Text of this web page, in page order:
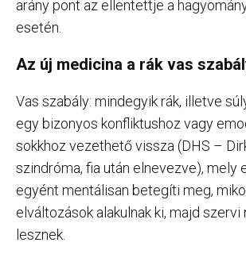
arány pont az ellentettje a
esetén.
Az új medicina a rák vas
Vas szabály: mindegyik rák, illetve
egy bizonyos konfliktushoz vagy
sokkhoz vezethető vissza (DHS –
szindróma, fia után elnevezve), mely
egyént mentálisan betegíti meg,
elváltozások alakulnak ki, majd
lesznek.